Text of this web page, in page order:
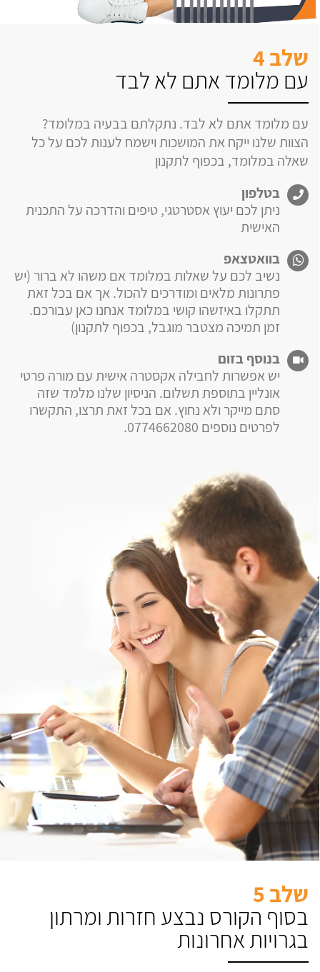
שלב 4
עם מלומד אתם לא לבד
עם מלומד אתם לא לבד. נתקלתם בבעיה במלומד?
הצוות שלנו ייקח את המושכות וישמח לענות לכם על כל
שאלה במלומד, בכפוף לתקנון
בטלפון
ניתן לכם יעוץ אסטרטגי, טיפים והדרכה על התכנית
האישית
בוואטצאפ
נשיב לכם על שאלות במלומד אם משהו לא ברור (יש
פתרונות מלאים ומודרכים להכול. אך אם בכל זאת
תתקלו באיזשהו קושי במלומד אנחנו כאן עבורכם.
זמן תמיכה מצטבר מוגבל, בכפוף לתקנון)
בנוסף בזום
יש אפשרות לחבילה אקסטרה אישית עם מורה פרטי
אונליין בתוספת תשלום. הניסיון שלנו מלמד שזה
סתם מייקר ולא נחוץ. אם בכל זאת תרצו, התקשרו
לפרטים נוספים 0774662080.
שלב 5
בסוף הקורס נבצע חזרות ומרתון
בגרויות אחרונות